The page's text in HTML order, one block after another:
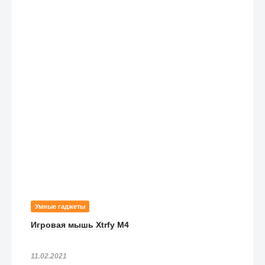
Умные гаджеты
Игровая мышь Xtrfy M4
11.02.2021